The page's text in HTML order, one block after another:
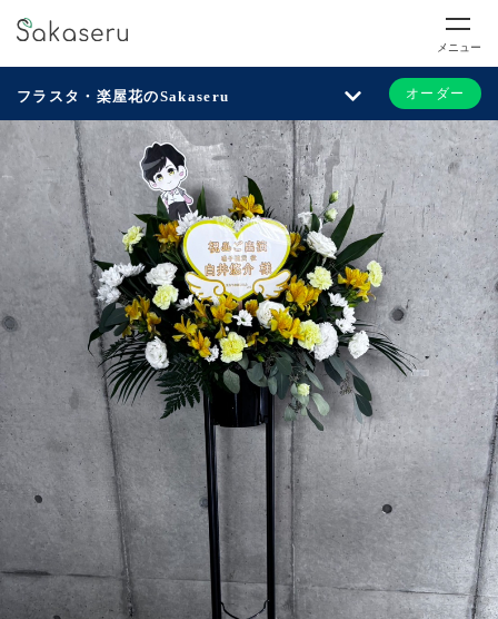
メニュー
フラスタ・楽屋花のSakaseru オーダー